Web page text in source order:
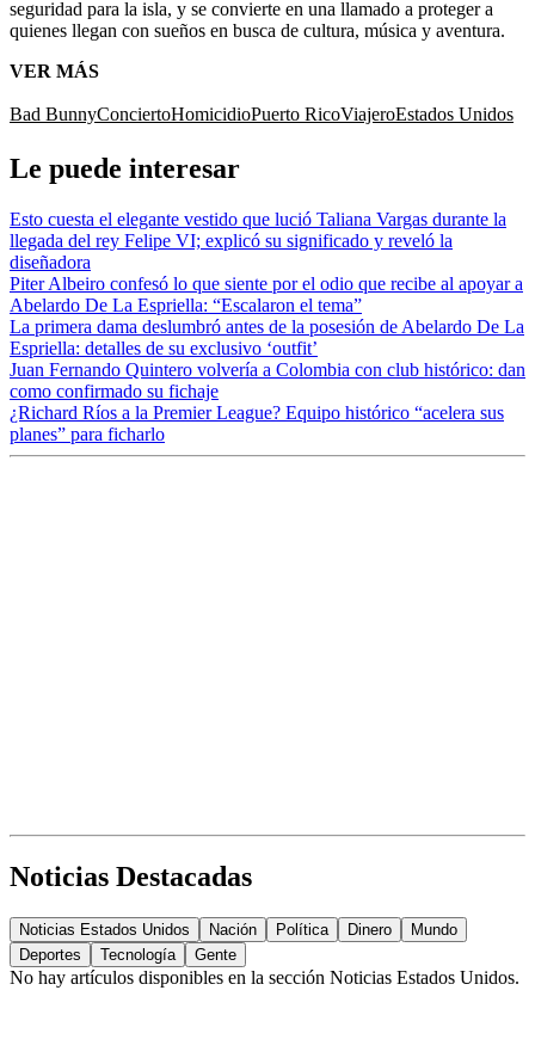
seguridad para la isla, y se convierte en una llamado a proteger a
quienes llegan con sueños en busca de cultura, música y aventura.
VER MÁS
Bad BunnyConciertoHomicidioPuerto RicoViajeroEstados Unidos
Le puede interesar
Esto cuesta el elegante vestido que lució Taliana Vargas durante la
llegada del rey Felipe VI; explicó su significado y reveló la
diseñadora
Piter Albeiro confesó lo que siente por el odio que recibe al apoyar a
Abelardo De La Espriella: “Escalaron el tema”
La primera dama deslumbró antes de la posesión de Abelardo De La
Espriella: detalles de su exclusivo ‘outfit’
Juan Fernando Quintero volvería a Colombia con club histórico: dan
como confirmado su fichaje
¿Richard Ríos a la Premier League? Equipo histórico “acelera sus
planes” para ficharlo
Noticias Destacadas
Noticias Estados Unidos Nación Política Dinero
Mundo
Deportes
Tecnología Gente
No hay artículos disponibles en la sección Noticias Estados Unidos.